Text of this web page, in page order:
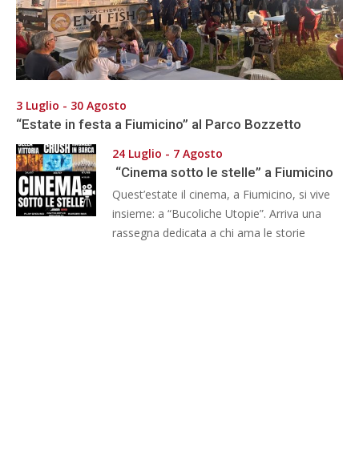
3 Luglio - 30 Agosto
“Estate in festa a Fiumicino” al Parco Bozzetto
24 Luglio - 7 Agosto
“Cinema sotto le stelle” a Fiumicino
Quest’estate il cinema, a Fiumicino, si vive
insieme: a “Bucoliche Utopie”. Arriva una
rassegna dedicata a chi ama le storie